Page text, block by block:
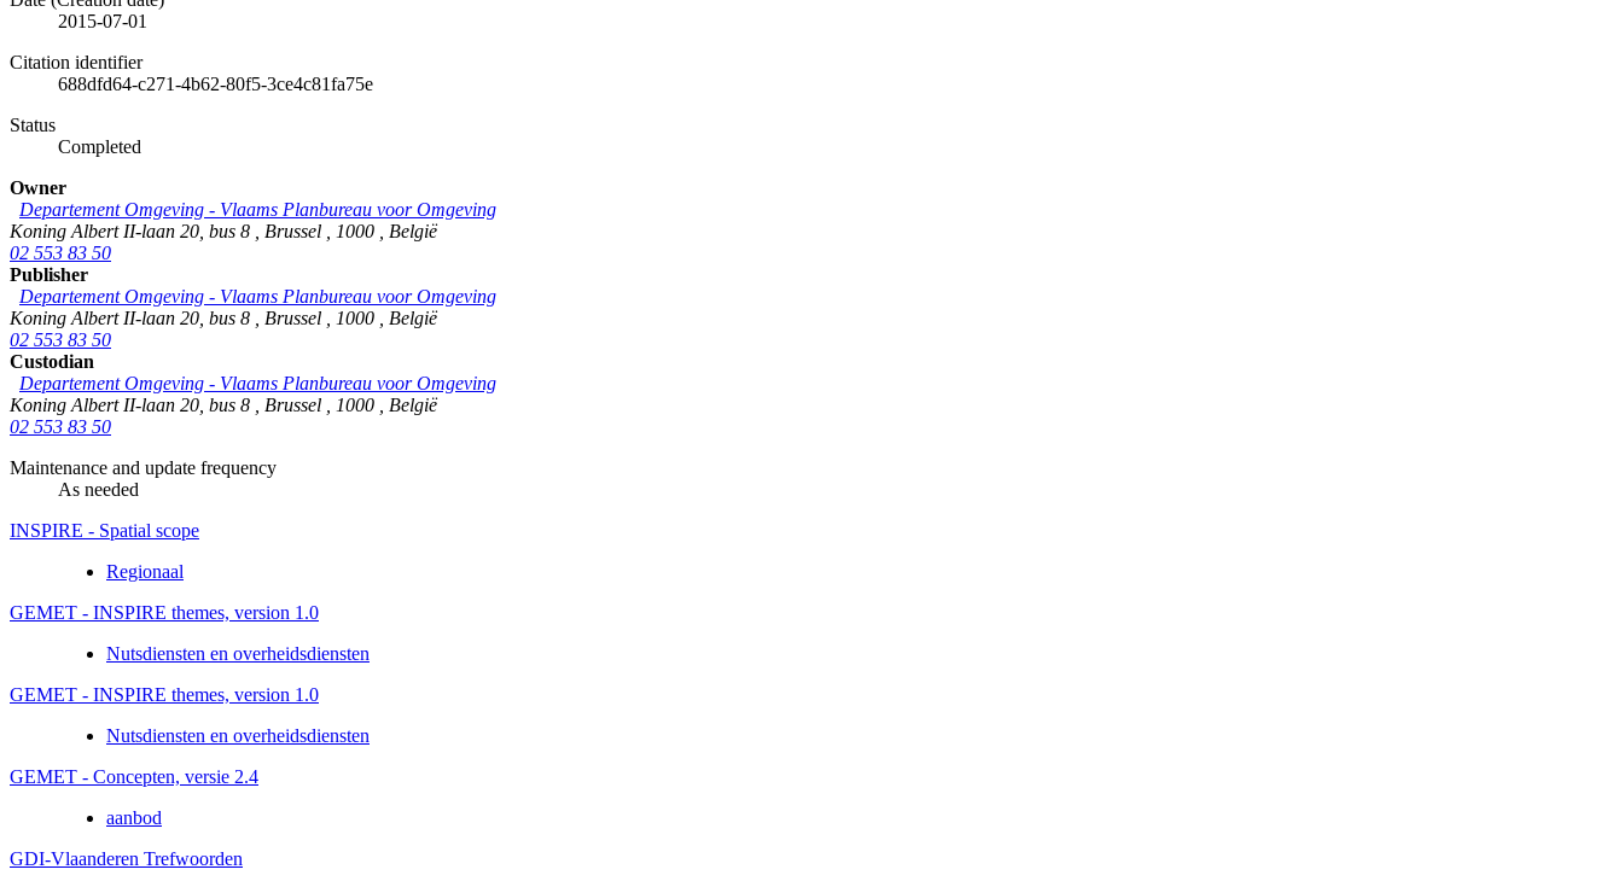
2015-07-01
Citation identifier
688dfd64-c271-4b62-80f5-3ce4c81fa75e
Status
Completed
Owner
Departement Omgeving - Vlaams Planbureau voor Omgeving
Koning Albert II-laan 20, bus 8
Brussel 1000
België
02 553 83 50
Publisher
Departement Omgeving - Vlaams Planbureau voor Omgeving
Koning Albert II-laan 20, bus 8
Brussel 1000
België
02 553 83 50
Custodian
Departement Omgeving - Vlaams Planbureau voor Omgeving
Koning Albert II-laan 20, bus 8
Brussel 1000
België
02 553 83 50
Maintenance and update frequency
As needed
INSPIRE - Spatial scope
Regionaal
GEMET - INSPIRE themes, version 1.0
Nutsdiensten en overheidsdiensten
GEMET - INSPIRE themes, version 1.0
Nutsdiensten en overheidsdiensten
GEMET - Concepten, versie 2.4
aanbod
GDI-Vlaanderen Trefwoorden